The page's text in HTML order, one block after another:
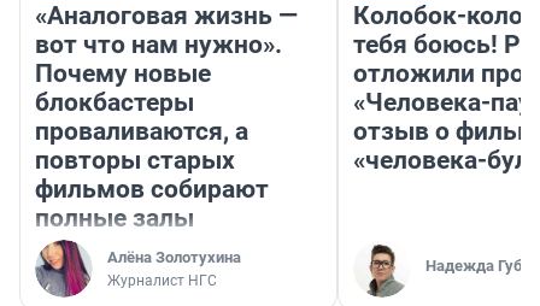
«Аналоговая жизнь —
вот что нам нужно».
Почему новые
блокбастеры
проваливаются, а
повторы старых
фильмов собирают
полные залы
Алёна Золотухина
Журналист НГС
Колобок-
тебя боюсь!
отложили
«Человека-
отзыв о
«человека-
Надежда